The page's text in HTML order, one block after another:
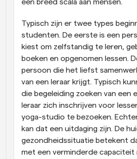
een breed scala aan mensen.
Typisch zijn er twee types
studenten. De eerste is een
kiest om zelfstandig te leren,
boeken en opgenomen lessen.
persoon die het liefst
van een leraar krijgt. Typisch
die begeleiding zoeken van een
leraar zich inschrijven voor
yoga-studio te bezoeken.
kan dat een uitdaging zijn. De
gezondheidssituatie betekent
met een verminderde capaciteit